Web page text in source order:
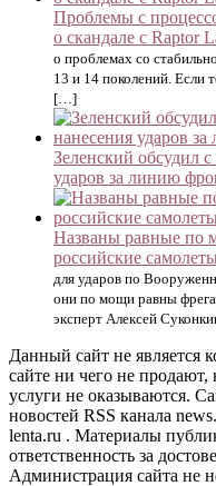
Проблемы с
о скандале с Raptor
о проблемах со
13 и 14 поколений. Если
[…]
Зеленский обсудил
ударов за линию
Названы равные по
российские
для ударов по
они по мощи равны
эксперт Алексей
Данный сайт не является
сайте ни чего не
услуги не оказываются.
новостей RSS канала
lenta.ru . Материалы
ответственность за
Администрация сайта не